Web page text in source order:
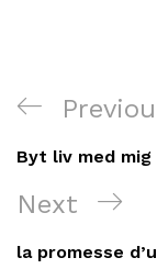
de
l’article
Previous
Post
Byt liv med
Next
Post
Next
la promesse